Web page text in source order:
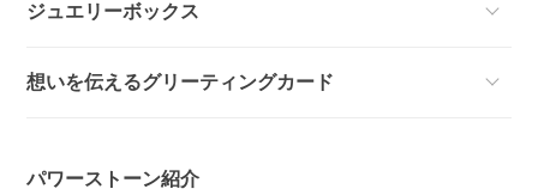
ジュエリーボックス
想いを伝えるグリーティングカード
パワーストーン紹介